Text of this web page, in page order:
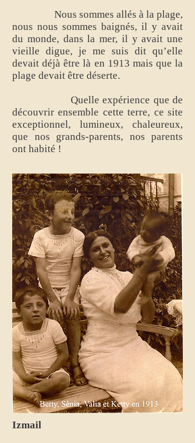
Nous sommes allés à la plage,
nous nous sommes baignés, il y avait
du monde, dans la mer, il y avait une
vieille digue, je me suis dit qu’elle
devait déjà être là en 1913 mais que la
plage devait être déserte.
Quelle expérience que de
découvrir ensemble cette terre, ce site
exceptionnel, lumineux, chaleureux,
que nos grands-parents, nos parents
ont habité !
Izmail